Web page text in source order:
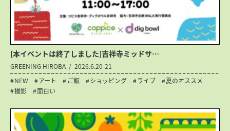
[本イベントは終了しました]吉祥寺ミッドサ…
GREENING HIROBA
2026.6.20-21
NEW
アート ご飯 ショッピング ライブ
夏のオススメ
撮影
面白い